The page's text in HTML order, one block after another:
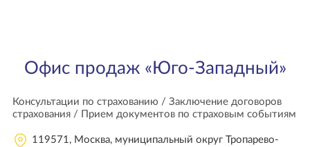
Офис продаж «Юго-Западный»
Консультации по страхованию / Заключение договоров
страхования / Прием документов по страховым событиям
119571, Москва, муниципальный округ Тропарево-